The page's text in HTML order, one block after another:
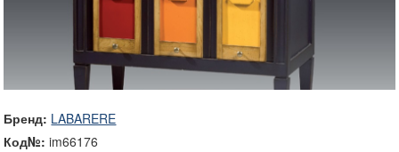
Бренд: LABARERE
Код№:im66176